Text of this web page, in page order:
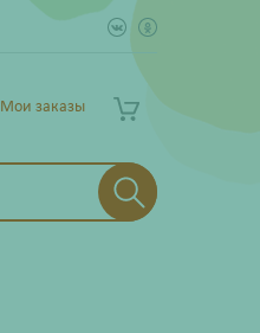
Мои заказы